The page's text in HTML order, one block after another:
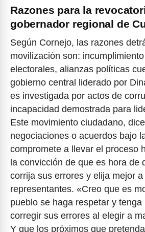
Razones para la
gobernador regional de
Según Cornejo, las razones
movilización son:
electorales, alianzas políticas
gobierno central liderado por
es investigada por actos de
incapacidad demostrada para
Este movimiento ciudadano,
negociaciones o acuerdos bajo
compromete a llevar el proceso
la convicción de que es hora de
corrija sus errores y elija mejor a
representantes. «Creo que es
pueblo se haga respetar y
corregir sus errores al elegir a
Y que los próximos que